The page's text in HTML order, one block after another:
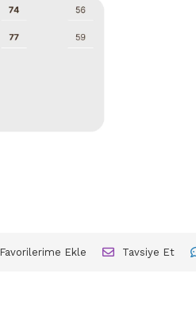
Favorilerime Ekle Tavsiye Et